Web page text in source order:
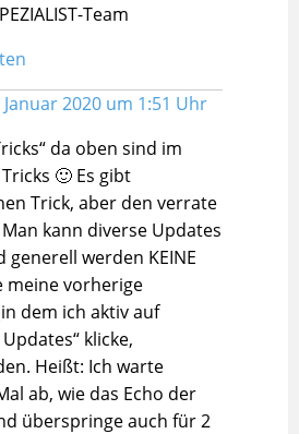
Team
Januar 2020 um 1:51 Uhr
da oben sind im
🙂 Es gibt
Trick, aber den verrate
kann diverse Updates
generell werden KEINE
meine vorherige
dem ich aktiv auf
klicke,
Heißt: Ich warte
ab, wie das Echo der
überspringe auch für 2